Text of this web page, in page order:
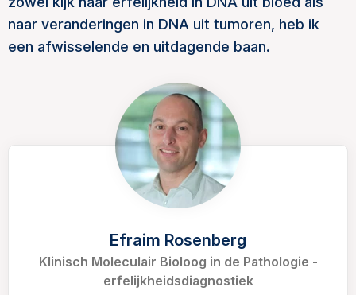
naar veranderingen in DNA uit tumoren, heb ik
een afwisselende en uitdagende baan.
Efraim Rosenberg
Klinisch Moleculair Bioloog in de Pathologie -
erfelijkheidsdiagnostiek